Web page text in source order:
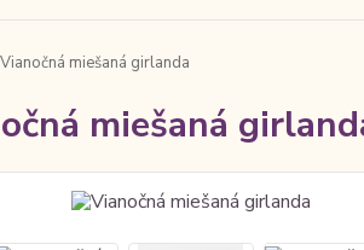
Vianočná miešaná girlanda
miešaná